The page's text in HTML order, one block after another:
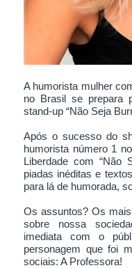
A humorista mulher
no Brasil se prepara
stand-up “Não Seja
Após o sucesso do
humorista número 1
Liberdade com “Não
piadas inéditas e
para lá de humorada,
Os assuntos? Os
sobre nossa
imediata com o
personagem que foi
sociais: A Professora!